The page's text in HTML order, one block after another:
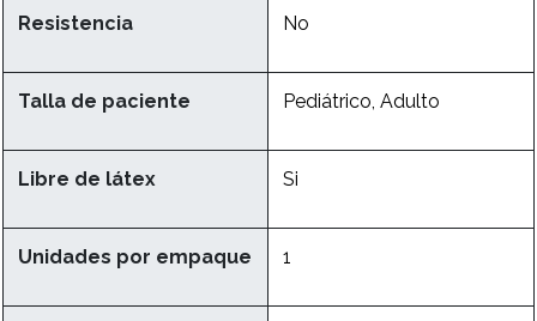
Resistencia No
Talla de paciente Pediátrico, Adulto
Libre de látex Si
Unidades por empaque 1